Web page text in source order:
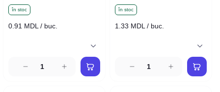
în stoc
0.91 MDL / buc.
în stoc
1.33 MDL / buc.